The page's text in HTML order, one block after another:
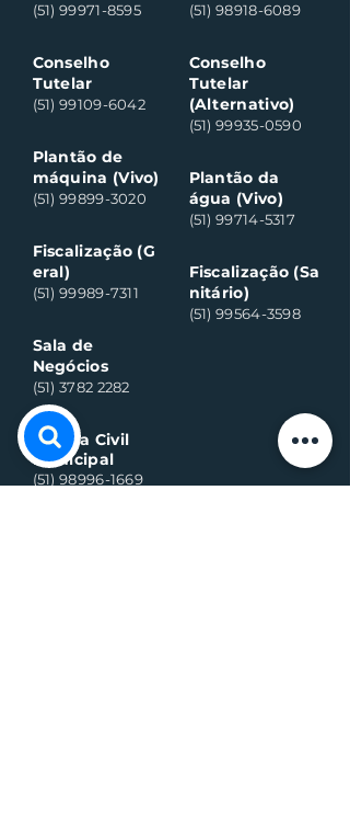
(51) 99971-8595
Conselho
Tutelar
(51) 99109-6042
Plantão de
máquina (Vivo)
(51) 99899-3020
Fiscalização (G
eral)
(51) 99989-7311
Sala de
Negócios
(51) 3782 2282
Defesa Civil
Municipal
(51) 98996-1669
(51) 98918-6089
Conselho
Tutelar
(Alternativo)
(51) 99935-0590
Plantão da
água (Vivo)
(51) 99714-5317
Fiscalização (Sa
nitário)
(51) 99564-3598